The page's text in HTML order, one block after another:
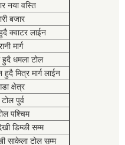
नया वस्ति
बजार
क्वाटर लाईन
मार्ग
हुदै धमला टोल
हुदै मित्र मार्ग लाईन
क्षेत्र
पुर्व
पश्चिम
डिम्की सम्म
साकेला टोल सम्म